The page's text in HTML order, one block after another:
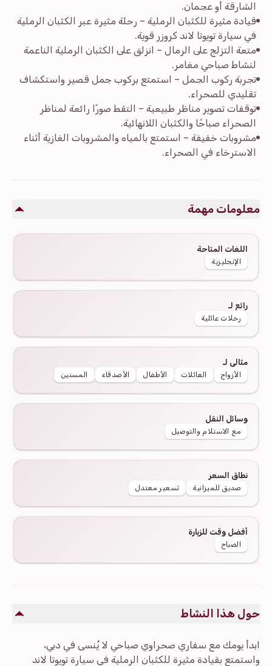
الشارقة أو عجمان.
قيادة مثيرة للكثبان الرملية – رحلة مثيرة عبر الكثبان الرملية
في سيارة تويوتا لاند كروزر قوية.
متعة التزلج على الرمال – انزلق على الكثبان الرملية الناعمة
لنشاط صباحي مغامر.
تجربة ركوب الجمل – استمتع بركوب جمل قصير واستكشاف
تقليدي للصحراء.
توقفات تصوير مناظر طبيعية – التقط صورًا رائعة لمناظر
الصحراء صباحًا والكثبان اللانهائية.
مشروبات خفيفة – استمتع بالمياه والمشروبات الغازية أثناء
الاسترخاء في الصحراء.
معلومات مهمة
اللغات المتاحة
الإنجليزية
رائع لـ
رحلات عائلية
مثالي لـ
الأزواج العائلات الأطفال الأصدقاء المسنين
وسائل النقل
مع الاستلام والتوصيل
نطاق السعر
صديق للميزانية تسعير معتدل
أفضل وقت للزيارة
الصباح
حول هذا النشاط
ابدأ يومك مع سفاري صحراوي صباحي لا يُنسى في دبي،
واستمتع بقيادة مثيرة للكثبان الرملية في سيارة تويوتا لاند